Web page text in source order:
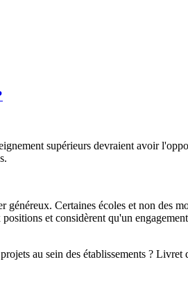
supérieurs devraient avoir
Certaines écoles et non des
positions et considèrent qu'un
au sein des établissements ? Livret